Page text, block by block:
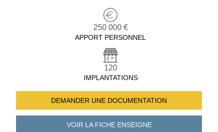
250 000 €
APPORT PERSONNEL
120
IMPLANTATIONS
DEMANDER UNE DOCUMENTATION
VOIR LA FICHEENSEIGNE